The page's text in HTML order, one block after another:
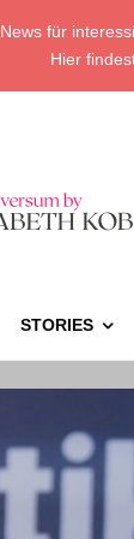
News für
Hier
STORIES